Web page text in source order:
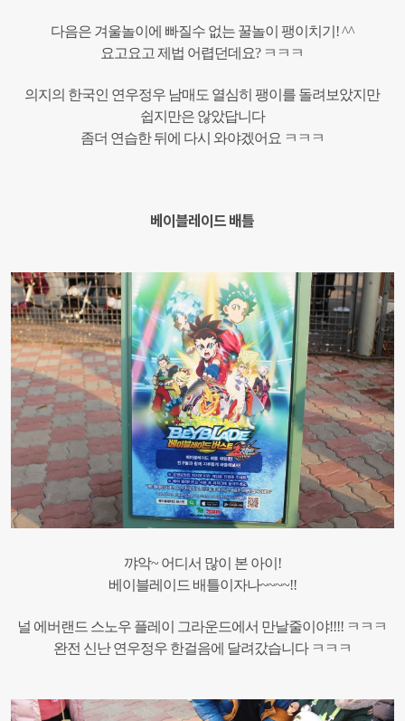
다음은 겨울놀이에 빠질수 없는 꿀놀이 팽이치기! ^^
요고요고 제법 어렵던데요? ㅋㅋㅋ
의지의 한국인 연우정우 남매도 열심히 팽이를 돌려보았지만
쉽지만은 않았답니다
좀더 연습한 뒤에 다시 와야겠어요 ㅋㅋㅋ
​베이블레이드 배틀
꺄악~ 어디서 많이 본 아이!
베이블레이드 배틀이자나~~~~!!
널 에버랜드 스노우 플레이 그라운드에서 만날줄이야!!!! ㅋㅋㅋ
완전 신난 연우정우 한걸음에 달려갔습니다 ㅋㅋㅋ